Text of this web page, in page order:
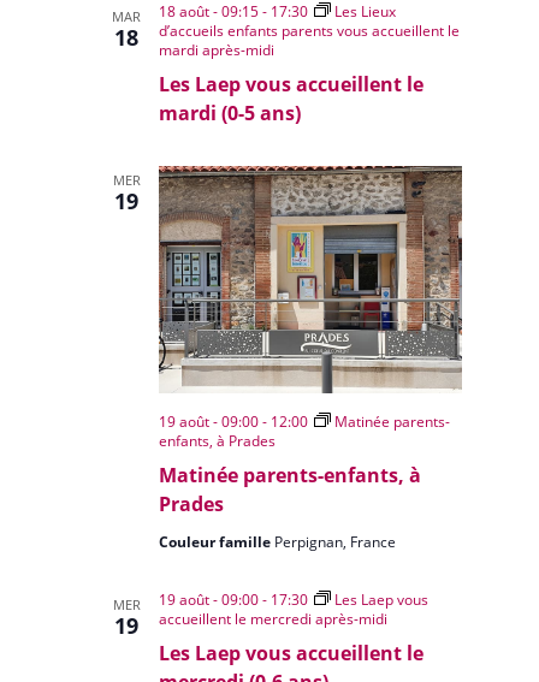
MAR
18
Les Laep vous accueillent le
mardi (0-5 ans)
18 août - 09:15- 17:30
Les Lieux
d’accueils enfants parents vous accueillent le
mardi après-midi
MER
19
Matinée parents-enfants, à
Prades
19 août - 09:00- 12:00
Matinée parents-
enfants, à Prades
Couleur famille Perpignan, France
MER
19
Les Laep vous accueillent le
19 août - 09:00- 17:30
Les Laep vous
accueillent le mercredi après-midi